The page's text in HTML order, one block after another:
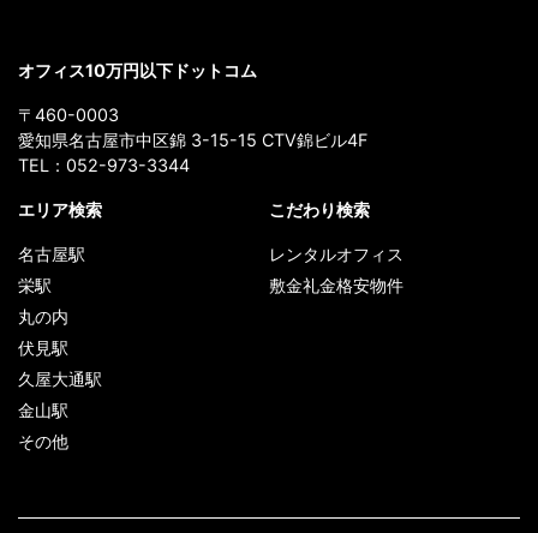
オフィス10万円以下ドットコム
〒460-0003
愛知県名古屋市中区錦 3-15-15 CTV錦ビル4F
TEL： 052-973-3344
エリア検索
名古屋駅
栄駅
丸の内
伏見駅
久屋大通駅
金山駅
その他
こだわり検索
レンタルオフィス
敷金礼金格安物件